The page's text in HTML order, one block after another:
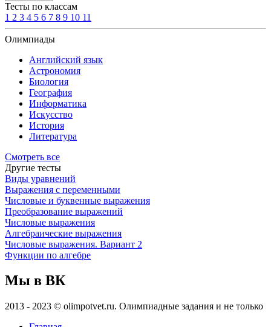
Тесты по классам
1 2 3 4 5 6 7 8 9 10 11
Олимпиады
Английский язык
Астрономия
Биология
География
Информатика
Искусство
История
Литература
Смотреть все
Другие тесты
Виды уравнений
Выражения с переменными
Числовые и буквенные выражения
Преобразование выражений
Числовые выражения
Алгебраические выражения
Числовые выражения. Вариант 2
Функции по алгебре
Мы в ВК
2013 - 2023 © olimpotvet.ru. Олимпиадные задания и не только